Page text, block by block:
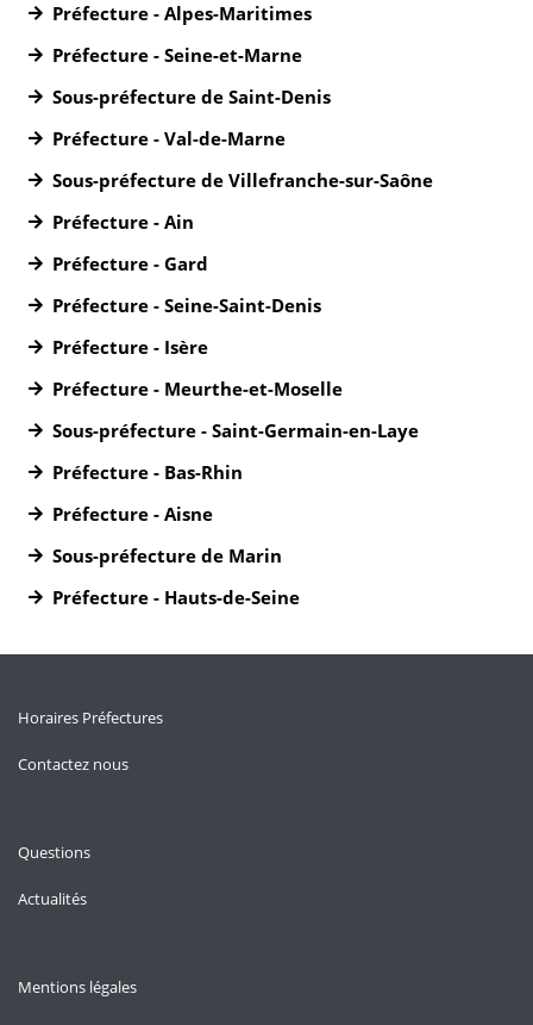
Préfecture - Alpes-Maritimes
Préfecture - Seine-et-Marne
Sous-préfecture de Saint-Denis
Préfecture - Val-de-Marne
Sous-préfecture de Villefranche-sur-Saône
Préfecture - Ain
Préfecture - Gard
Préfecture - Seine-Saint-Denis
Préfecture - Isère
Préfecture - Meurthe-et-Moselle
Sous-préfecture - Saint-Germain-en-Laye
Préfecture - Bas-Rhin
Préfecture - Aisne
Sous-préfecture de Marin
Préfecture - Hauts-de-Seine
Horaires Préfectures
Contactez nous
Questions
Actualités
Mentions légales